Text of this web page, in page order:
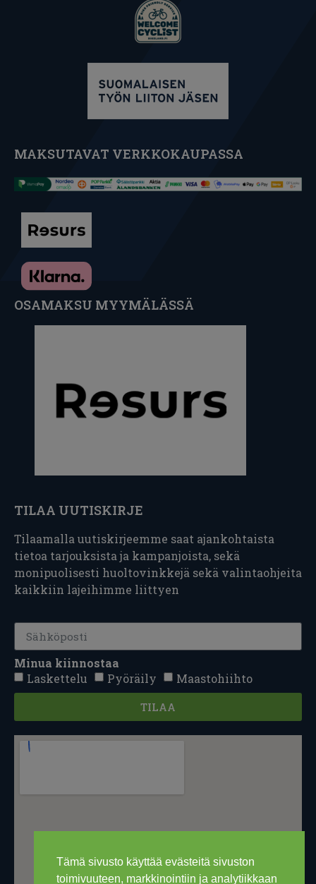
Tämä sivusto käyttää evästeitä sivuston
toimivuuteen, markkinointiin ja analytiikkaan
MAKSUTAVAT VERKKOKAUPASSA
OSAMAKSU MYYMÄLÄSSÄ
TILAA UUTISKIRJE
Tilaamalla uutiskirjeemme saat ajankohtaista
tietoa tarjouksista ja kampanjoista, sekä
monipuolisesti huoltovinkkejä sekä valintaohjeita
kaikkiin lajeihimme liittyen
Minua kiinnostaa
Laskettelu
Pyöräily Maastohiihto
TILAA